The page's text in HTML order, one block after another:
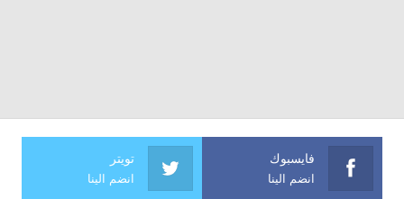
فايسبوك
انضم الينا
تويتر
انضم الينا